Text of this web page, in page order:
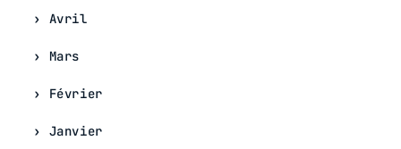
Avril
Mars
Février
Janvier